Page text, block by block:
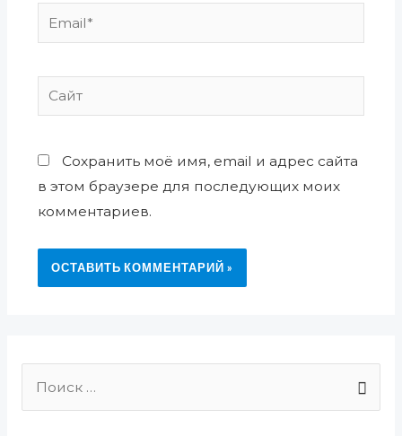
Email*
Сайт
Сохранить моё имя, email и адрес сайта
в этом браузере для последующих моих
комментариев.